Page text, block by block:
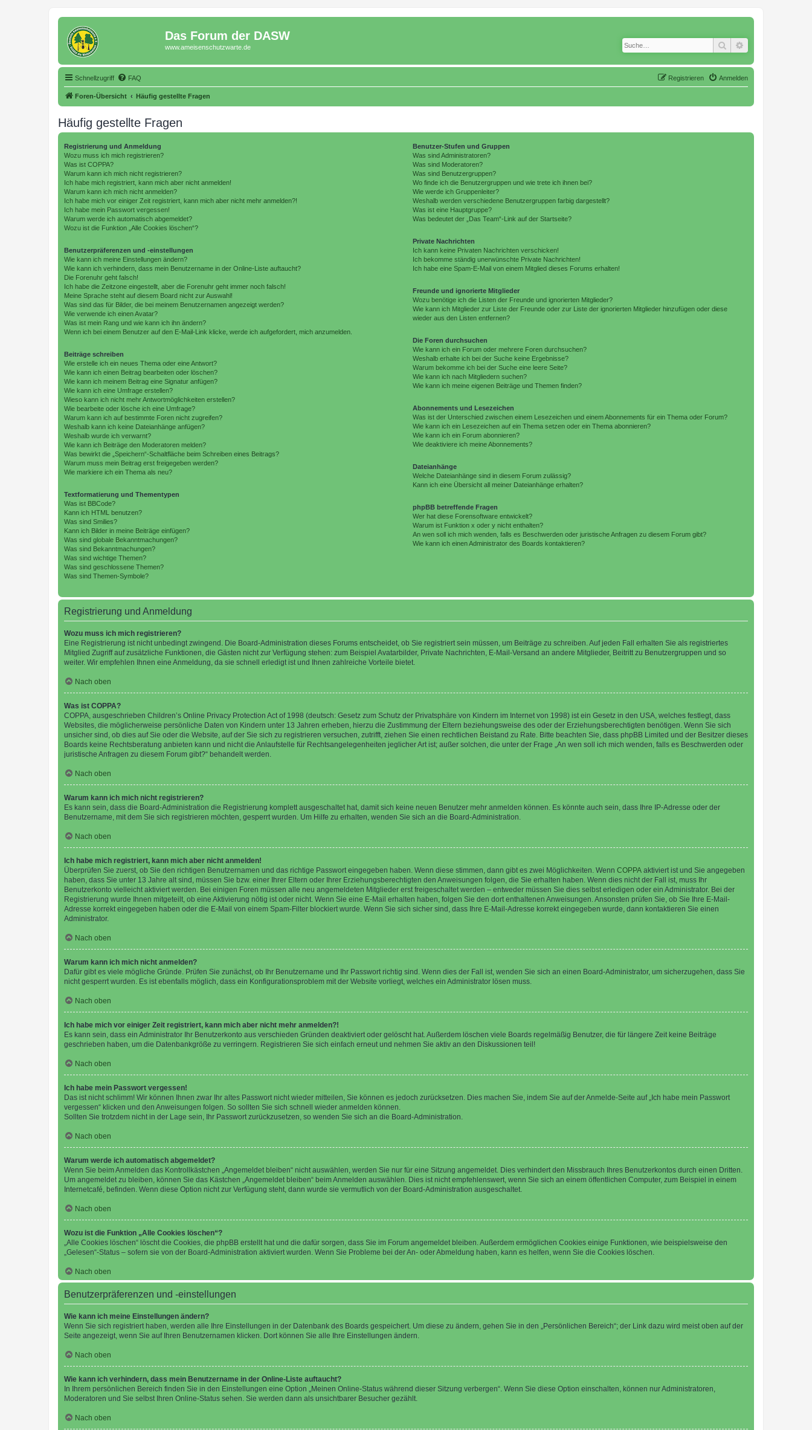
Das Forum der DASW
www.ameisenschutzwarte.de Suche
Schnellzugriff FAQ Anmelden
Registrieren
Foren-Übersicht Häufig gestellte Fragen
Häufig gestellte Fragen
Registrierung und Anmeldung
Wozu muss ich mich registrieren?
Was ist COPPA?
Warum kann ich mich nicht registrieren?
Ich habe mich registriert, kann mich aber nicht anmelden!
Warum kann ich mich nicht anmelden?
Ich habe mich vor einiger Zeit registriert, kann mich aber nicht mehr anmelden?!
Ich habe mein Passwort vergessen!
Warum werde ich automatisch abgemeldet?
Wozu ist die Funktion „Alle Cookies löschen“?
Benutzerpräferenzen und -einstellungen
Wie kann ich meine Einstellungen ändern?
Wie kann ich verhindern, dass mein Benutzername in der Online-Liste auftaucht?
Die Forenuhr geht falsch!
Ich habe die Zeitzone eingestellt, aber die Forenuhr geht immer noch falsch!
Meine Sprache steht auf diesem Board nicht zur Auswahl!
Was sind das für Bilder, die bei meinem Benutzernamen angezeigt werden?
Wie verwende ich einen Avatar?
Was ist mein Rang und wie kann ich ihn ändern?
Wenn ich bei einem Benutzer auf den E-Mail-Link klicke, werde ich aufgefordert, mich anzumelden.
Beiträge schreiben
Wie erstelle ich ein neues Thema oder eine Antwort?
Wie kann ich einen Beitrag bearbeiten oder löschen?
Wie kann ich meinem Beitrag eine Signatur anfügen?
Wie kann ich eine Umfrage erstellen?
Wieso kann ich nicht mehr Antwortmöglichkeiten erstellen?
Wie bearbeite oder lösche ich eine Umfrage?
Warum kann ich auf bestimmte Foren nicht zugreifen?
Weshalb kann ich keine Dateianhänge anfügen?
Weshalb wurde ich verwarnt?
Wie kann ich Beiträge den Moderatoren melden?
Was bewirkt die „Speichern“-Schaltfläche beim Schreiben eines Beitrags?
Warum muss mein Beitrag erst freigegeben werden?
Wie markiere ich ein Thema als neu?
Textformatierung und Thementypen
Was ist BBCode?
Kann ich HTML benutzen?
Was sind Smilies?
Kann ich Bilder in meine Beiträge einfügen?
Was sind globale Bekanntmachungen?
Was sind Bekanntmachungen?
Was sind wichtige Themen?
Was sind geschlossene Themen?
Was sind Themen-Symbole?
Benutzer-Stufen und Gruppen
Was sind Administratoren?
Was sind Moderatoren?
Was sind Benutzergruppen?
Wo finde ich die Benutzergruppen und wie trete ich ihnen bei?
Wie werde ich Gruppenleiter?
Weshalb werden verschiedene Benutzergruppen farbig dargestellt?
Was ist eine Hauptgruppe?
Was bedeutet der „Das Team“-Link auf der Startseite?
Private Nachrichten
Ich kann keine Privaten Nachrichten verschicken!
Ich bekomme ständig unerwünschte Private Nachrichten!
Ich habe eine Spam-E-Mail von einem Mitglied dieses Forums erhalten!
Freunde und ignorierte Mitglieder
Wozu benötige ich die Listen der Freunde und ignorierten Mitglieder?
Wie kann ich Mitglieder zur Liste der Freunde oder zur Liste der ignorierten Mitglieder hinzufügen oder diese
wieder aus den Listen entfernen?
Die Foren durchsuchen
Wie kann ich ein Forum oder mehrere Foren durchsuchen?
Weshalb erhalte ich bei der Suche keine Ergebnisse?
Warum bekomme ich bei der Suche eine leere Seite?
Wie kann ich nach Mitgliedern suchen?
Wie kann ich meine eigenen Beiträge und Themen finden?
Abonnements und Lesezeichen
Was ist der Unterschied zwischen einem Lesezeichen und einem Abonnements für ein Thema oder Forum?
Wie kann ich ein Lesezeichen auf ein Thema setzen oder ein Thema abonnieren?
Wie kann ich ein Forum abonnieren?
Wie deaktiviere ich meine Abonnements?
Dateianhänge
Welche Dateianhänge sind in diesem Forum zulässig?
Kann ich eine Übersicht all meiner Dateianhänge erhalten?
phpBB betreffende Fragen
Wer hat diese Forensoftware entwickelt?
Warum ist Funktion x oder y nicht enthalten?
An wen soll ich mich wenden, falls es Beschwerden oder juristische Anfragen zu diesem Forum gibt?
Wie kann ich einen Administrator des Boards kontaktieren?
Registrierung und Anmeldung
Wozu muss ich mich registrieren?
Eine Registrierung ist nicht unbedingt zwingend. Die Board-Administration dieses Forums entscheidet, ob Sie registriert sein müssen, um Beiträge zu schreiben. Auf jeden Fall erhalten Sie als registriertes
Mitglied Zugriff auf zusätzliche Funktionen, die Gästen nicht zur Verfügung stehen: zum Beispiel Avatarbilder, Private Nachrichten, E-Mail-Versand an andere Mitglieder, Beitritt zu Benutzergruppen und so
weiter. Wir empfehlen Ihnen eine Anmeldung, da sie schnell erledigt ist und Ihnen zahlreiche Vorteile bietet.
Nach oben
Was ist COPPA?
COPPA, ausgeschrieben Children’s Online Privacy Protection Act of 1998 (deutsch: Gesetz zum Schutz der Privatsphäre von Kindern im Internet von 1998) ist ein Gesetz in den USA, welches festlegt, dass
Websites, die möglicherweise persönliche Daten von Kindern unter 13 Jahren erheben, hierzu die Zustimmung der Eltern beziehungsweise des oder der Erziehungsberechtigten benötigen. Wenn Sie sich
unsicher sind, ob dies auf Sie oder die Website, auf der Sie sich zu registrieren versuchen, zutrifft, ziehen Sie einen rechtlichen Beistand zu Rate. Bitte beachten Sie, dass phpBB Limited und der Besitzer dieses
Boards keine Rechtsberatung anbieten kann und nicht die Anlaufstelle für Rechtsangelegenheiten jeglicher Art ist; außer solchen, die unter der Frage „An wen soll ich mich wenden, falls es Beschwerden oder
juristische Anfragen zu diesem Forum gibt?“ behandelt werden.
Nach oben
Warum kann ich mich nicht registrieren?
Es kann sein, dass die Board-Administration die Registrierung komplett ausgeschaltet hat, damit sich keine neuen Benutzer mehr anmelden können. Es könnte auch sein, dass Ihre IP-Adresse oder der
Benutzername, mit dem Sie sich registrieren möchten, gesperrt wurden. Um Hilfe zu erhalten, wenden Sie sich an die Board-Administration.
Nach oben
Ich habe mich registriert, kann mich aber nicht anmelden!
Überprüfen Sie zuerst, ob Sie den richtigen Benutzernamen und das richtige Passwort eingegeben haben. Wenn diese stimmen, dann gibt es zwei Möglichkeiten. Wenn COPPA aktiviert ist und Sie angegeben
haben, dass Sie unter 13 Jahre alt sind, müssen Sie bzw. einer Ihrer Eltern oder Ihrer Erziehungsberechtigten den Anweisungen folgen, die Sie erhalten haben. Wenn dies nicht der Fall ist, muss Ihr
Benutzerkonto vielleicht aktiviert werden. Bei einigen Foren müssen alle neu angemeldeten Mitglieder erst freigeschaltet werden – entweder müssen Sie dies selbst erledigen oder ein Administrator. Bei der
Registrierung wurde Ihnen mitgeteilt, ob eine Aktivierung nötig ist oder nicht. Wenn Sie eine E-Mail erhalten haben, folgen Sie den dort enthaltenen Anweisungen. Ansonsten prüfen Sie, ob Sie Ihre E-Mail-
Adresse korrekt eingegeben haben oder die E-Mail von einem Spam-Filter blockiert wurde. Wenn Sie sich sicher sind, dass Ihre E-Mail-Adresse korrekt eingegeben wurde, dann kontaktieren Sie einen
Administrator.
Nach oben
Warum kann ich mich nicht anmelden?
Dafür gibt es viele mögliche Gründe. Prüfen Sie zunächst, ob Ihr Benutzername und Ihr Passwort richtig sind. Wenn dies der Fall ist, wenden Sie sich an einen Board-Administrator, um sicherzugehen, dass Sie
nicht gesperrt wurden. Es ist ebenfalls möglich, dass ein Konfigurationsproblem mit der Website vorliegt, welches ein Administrator lösen muss.
Nach oben
Ich habe mich vor einiger Zeit registriert, kann mich aber nicht mehr anmelden?!
Es kann sein, dass ein Administrator Ihr Benutzerkonto aus verschieden Gründen deaktiviert oder gelöscht hat. Außerdem löschen viele Boards regelmäßig Benutzer, die für längere Zeit keine Beiträge
geschrieben haben, um die Datenbankgröße zu verringern. Registrieren Sie sich einfach erneut und nehmen Sie aktiv an den Diskussionen teil!
Nach oben
Ich habe mein Passwort vergessen!
Das ist nicht schlimm! Wir können Ihnen zwar Ihr altes Passwort nicht wieder mitteilen, Sie können es jedoch zurücksetzen. Dies machen Sie, indem Sie auf der Anmelde-Seite auf „Ich habe mein Passwort
vergessen“ klicken und den Anweisungen folgen. So sollten Sie sich schnell wieder anmelden können.
Sollten Sie trotzdem nicht in der Lage sein, Ihr Passwort zurückzusetzen, so wenden Sie sich an die Board-Administration.
Nach oben
Warum werde ich automatisch abgemeldet?
Wenn Sie beim Anmelden das Kontrollkästchen „Angemeldet bleiben“ nicht auswählen, werden Sie nur für eine Sitzung angemeldet. Dies verhindert den Missbrauch Ihres Benutzerkontos durch einen Dritten.
Um angemeldet zu bleiben, können Sie das Kästchen „Angemeldet bleiben“ beim Anmelden auswählen. Dies ist nicht empfehlenswert, wenn Sie sich an einem öffentlichen Computer, zum Beispiel in einem
Internetcafé, befinden. Wenn diese Option nicht zur Verfügung steht, dann wurde sie vermutlich von der Board-Administration ausgeschaltet.
Nach oben
Wozu ist die Funktion „Alle Cookies löschen“?
„Alle Cookies löschen“ löscht die Cookies, die phpBB erstellt hat und die dafür sorgen, dass Sie im Forum angemeldet bleiben. Außerdem ermöglichen Cookies einige Funktionen, wie beispielsweise den
„Gelesen“-Status – sofern sie von der Board-Administration aktiviert wurden. Wenn Sie Probleme bei der An- oder Abmeldung haben, kann es helfen, wenn Sie die Cookies löschen.
Nach oben
Benutzerpräferenzen und -einstellungen
Wie kann ich meine Einstellungen ändern?
Wenn Sie sich registriert haben, werden alle Ihre Einstellungen in der Datenbank des Boards gespeichert. Um diese zu ändern, gehen Sie in den „Persönlichen Bereich“; der Link dazu wird meist oben auf der
Seite angezeigt, wenn Sie auf Ihren Benutzernamen klicken. Dort können Sie alle Ihre Einstellungen ändern.
Nach oben
Wie kann ich verhindern, dass mein Benutzername in der Online-Liste auftaucht?
In Ihrem persönlichen Bereich finden Sie in den Einstellungen eine Option „Meinen Online-Status während dieser Sitzung verbergen“. Wenn Sie diese Option einschalten, können nur Administratoren,
Moderatoren und Sie selbst Ihren Online-Status sehen. Sie werden dann als unsichtbarer Besucher gezählt.
Nach oben